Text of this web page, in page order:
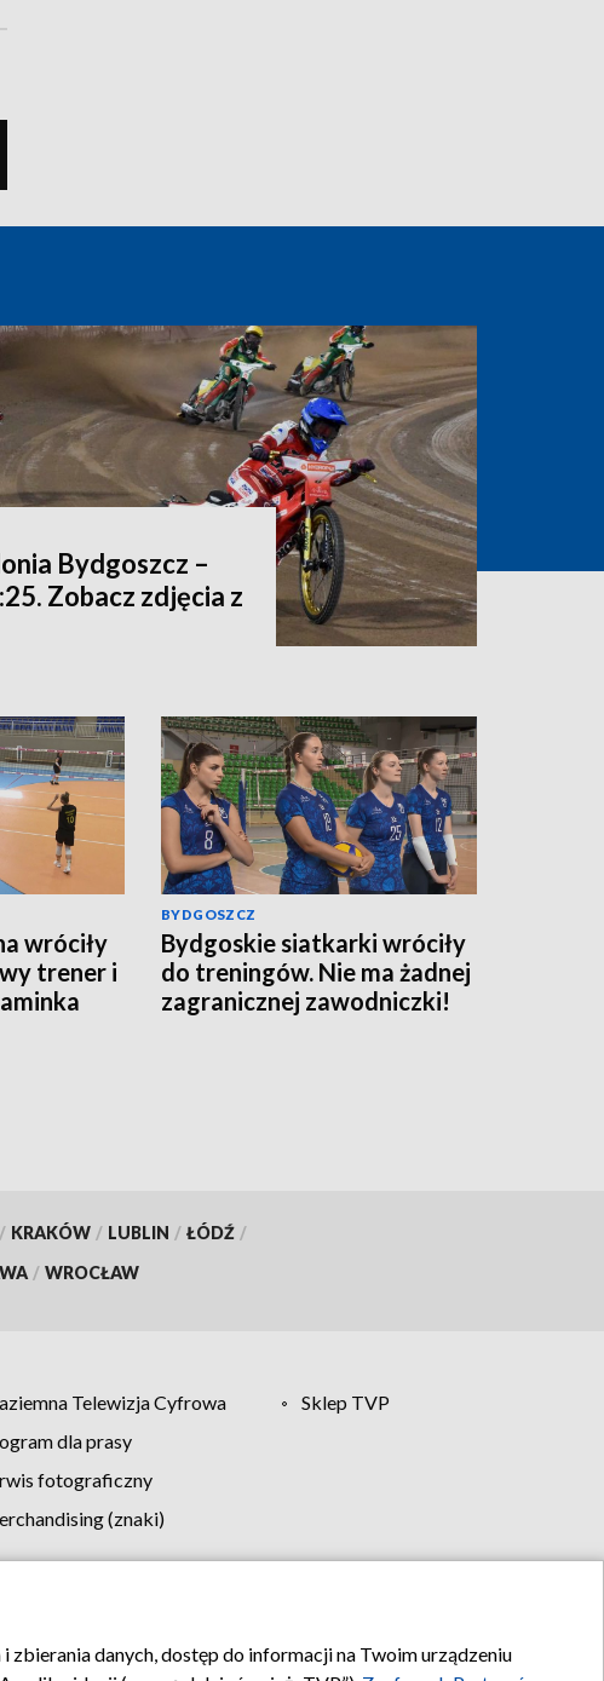
Bydgoszcz –
Zobacz zdjęcia z
wróciły
trener i
BYDGOSZCZ
Bydgoskie siatkarki wróciły
do treningów. Nie ma żadnej
zagranicznej zawodniczki!
/ KRAKÓW / LUBLIN / ŁÓDŹ /
/ WROCŁAW
Telewizja Cyfrowa
Sklep TVP
dla prasy
fotograficzny
(znaki)
reklamy Kontakt
danych, dostęp do informacji na Twoim urządzeniu